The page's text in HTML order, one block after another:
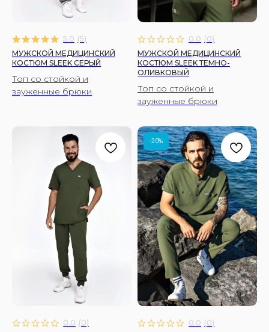
5.0 (5)
МУЖСКОЙ МЕДИЦИНСКИЙ
КОСТЮМ SLEEK СЕРЫЙ
Топ со стойкой и
зауженные брюки
0.0 (0)
МУЖСКОЙ МЕДИЦИНСКИЙ
КОСТЮМ SLEEK ТЕМНО-
ОЛИВКОВЫЙ
Топ со стойкой и
зауженные брюки
0.0 (0)
-20%
0.0 (0)